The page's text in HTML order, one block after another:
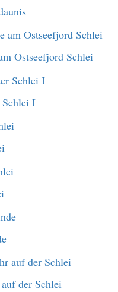
Ostseefjord Schlei
Schlei I
der Schlei